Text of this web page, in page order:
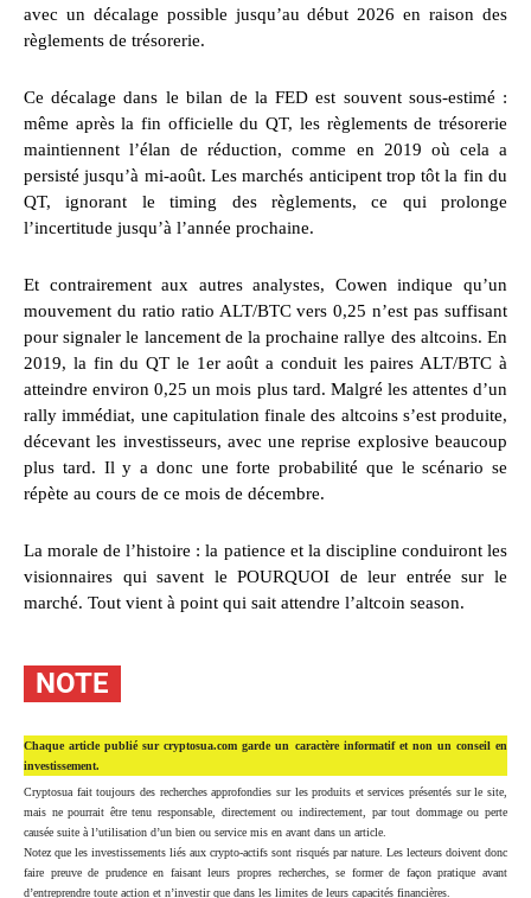
avec un décalage possible jusqu’au début 2026 en raison des
règlements de trésorerie.
Ce décalage dans le bilan de la FED est souvent sous-estimé :
même après la fin officielle du QT, les règlements de trésorerie
maintiennent l’élan de réduction, comme en 2019 où cela a
persisté jusqu’à mi-août. Les marchés anticipent trop tôt la fin du
QT, ignorant le timing des règlements, ce qui prolonge
l’incertitude jusqu’à l’année prochaine.
Et contrairement aux autres analystes, Cowen indique qu’un
mouvement du ratio ratio ALT/BTC vers 0,25 n’est pas suffisant
pour signaler le lancement de la prochaine rallye des altcoins. En
2019, la fin du QT le 1er août a conduit les paires ALT/BTC à
atteindre environ 0,25 un mois plus tard. Malgré les attentes d’un
rally immédiat, une capitulation finale des altcoins s’est produite,
décevant les investisseurs, avec une reprise explosive beaucoup
plus tard. Il y a donc une forte probabilité que le scénario se
répète au cours de ce mois de décembre.
La morale de l’histoire : la patience et la discipline conduiront les
visionnaires qui savent le POURQUOI de leur entrée sur le
marché. Tout vient à point qui sait attendre l’altcoin season.
NOTE
Chaque article publié sur cryptosua.com garde un caractère informatif et non un conseil en
investissement.
Cryptosua fait toujours des recherches approfondies sur les produits et services présentés sur le site,
mais ne pourrait être tenu responsable, directement ou indirectement, par tout dommage ou perte
causée suite à l’utilisation d’un bien ou service mis en avant dans un article.
Notez que les investissements liés aux crypto-actifs sont risqués par nature. Les lecteurs doivent donc
faire preuve de prudence en faisant leurs propres recherches, se former de façon pratique avant
d’entreprendre toute action et n’investir que dans les limites de leurs capacités financières.